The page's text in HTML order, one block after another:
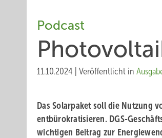
Podcast
11.10.2024 Veröffentlicht in
Das Solarpaket soll die Nutzung
entbürokratisieren. DGS-
wichtigen Beitrag zur